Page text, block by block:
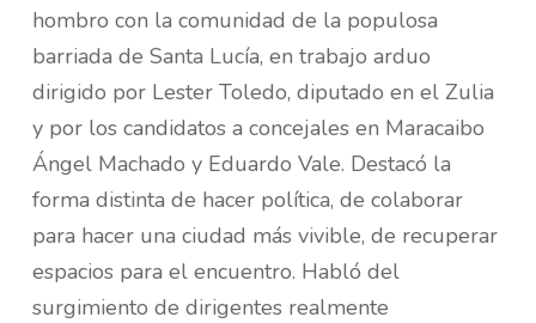
hombro con la comunidad de la populosa
barriada de Santa Lucía, en trabajo arduo
dirigido por Lester Toledo, diputado en el Zulia
y por los candidatos a concejales en Maracaibo
Ángel Machado y Eduardo Vale. Destacó la
forma distinta de hacer política, de colaborar
para hacer una ciudad más vivible, de recuperar
espacios para el encuentro. Habló del
surgimiento de dirigentes realmente